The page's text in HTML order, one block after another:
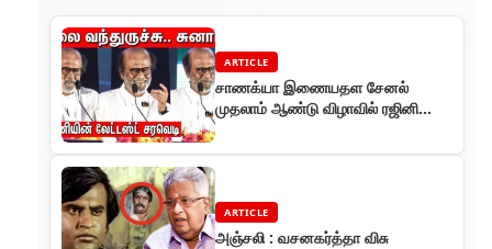
ARTICLE
சாணக்யா இணையதள சேனல்
முதலாம் ஆண்டு விழாவில் ரஜினி
ARTICLE
அஞ்சலி : வசனகர்த்தா விசு